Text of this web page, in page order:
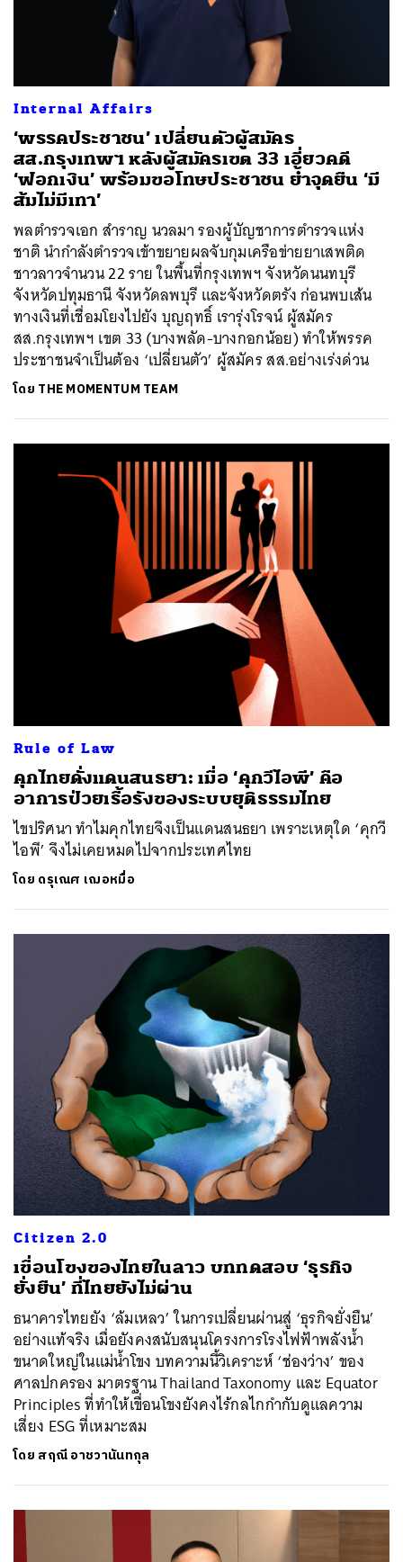
Internal Affairs
‘พรรคประชาชน’ เปลี่ยนตัวผู้สมัคร
สส.กรุงเทพฯ หลังผู้สมัครเขต 33 เอี่ยวคดี
‘ฟอกเงิน’ พร้อมขอโทษประชาชน ย้ำจุดยืน ‘มี
ส้มไม่มีเทา’
พลตำรวจเอก สำราญ นวลมา รองผู้บัญชาการตำรวจแห่ง
ชาติ นำกำลังตำรวจเข้าขยายผลจับกุมเครือข่ายยาเสพติด
ชาวลาวจำนวน 22 ราย ในพื้นที่กรุงเทพฯ จังหวัดนนทบุรี
จังหวัดปทุมธานี จังหวัดลพบุรี และจังหวัดตรัง ก่อนพบเส้น
ทางเงินที่เชื่อมโยงไปยัง บุญฤทธิ์ เรารุ่งโรจน์ ผู้สมัคร
สส.กรุงเทพฯ เขต 33 (บางพลัด-บางกอกน้อย) ทำให้พรรค
ประชาชนจำเป็นต้อง ‘เปลี่ยนตัว’ ผู้สมัคร สส.อย่างเร่งด่วน
โดย THE MOMENTUM TEAM
Rule of Law
คุกไทยดั่งแดนสนธยา: เมื่อ ‘คุกวีไอพี’ คือ
อาการป่วยเรื้อรังของระบบยุติธรรมไทย
ไขปริศนา ทำไมคุกไทยจึงเป็นแดนสนธยา เพราะเหตุใด ‘คุกวี
ไอพี’ จึงไม่เคยหมดไปจากประเทศไทย
โดย ดรุเณศ เฌอหมื่อ
Citizen 2.0
เขื่อนโขงของไทยในลาว บททดสอบ ‘ธุรกิจ
ยั่งยืน’ ที่ไทยยังไม่ผ่าน
ธนาคารไทยยัง ‘ล้มเหลว’ ในการเปลี่ยนผ่านสู่ ‘ธุรกิจยั่งยืน’
อย่างแท้จริง เมื่อยังคงสนับสนุนโครงการโรงไฟฟ้าพลังน้ำ
ขนาดใหญ่ในแม่น้ำโขง บทความนี้วิเคราะห์ ‘ช่องว่าง’ ของ
ศาลปกครอง มาตรฐาน Thailand Taxonomy และ Equator
Principles ที่ทำให้เขื่อนโขงยังคงไร้กลไกกำกับดูแลความ
เสี่ยง ESG ที่เหมาะสม
โดย สฤณี อาชวานันทกุล
SHARE TWEET EMAIL